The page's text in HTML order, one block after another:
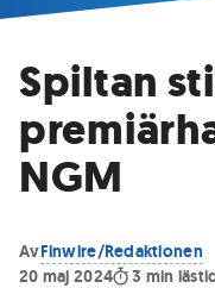
Spiltan
NGM
AvFinwire/Redaktionen
20 maj 2024
3 min